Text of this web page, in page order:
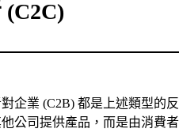
(C2C)
企業 (C2B) 都是上述類型的反
公司提供產品，而是由消費者